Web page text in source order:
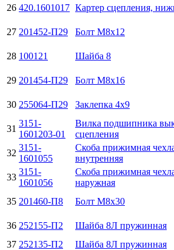
26 420.1601017 Картер сцепления,
27 201452-П29 Болт М8х12
28 100121 Шайба 8
29 201454-П29 Болт М8х16
30 255064-П29 Заклепка 4х9
31
3151-
1601203-01
Вилка подшипника
сцепления
32
3151-
1601055
Скоба прижимная
внутренняя
33
3151-
1601056
Скоба прижимная
наружная
35 201460-П8 Болт М8х30
36 252155-П2 Шайба 8Л пружинная
37 252135-П2 Шайба 8Л пружинная